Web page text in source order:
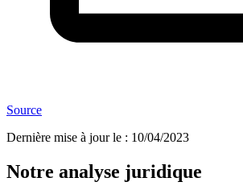
Source
Dernière mise à jour le : 10/04/2023
Notre analyse juridique